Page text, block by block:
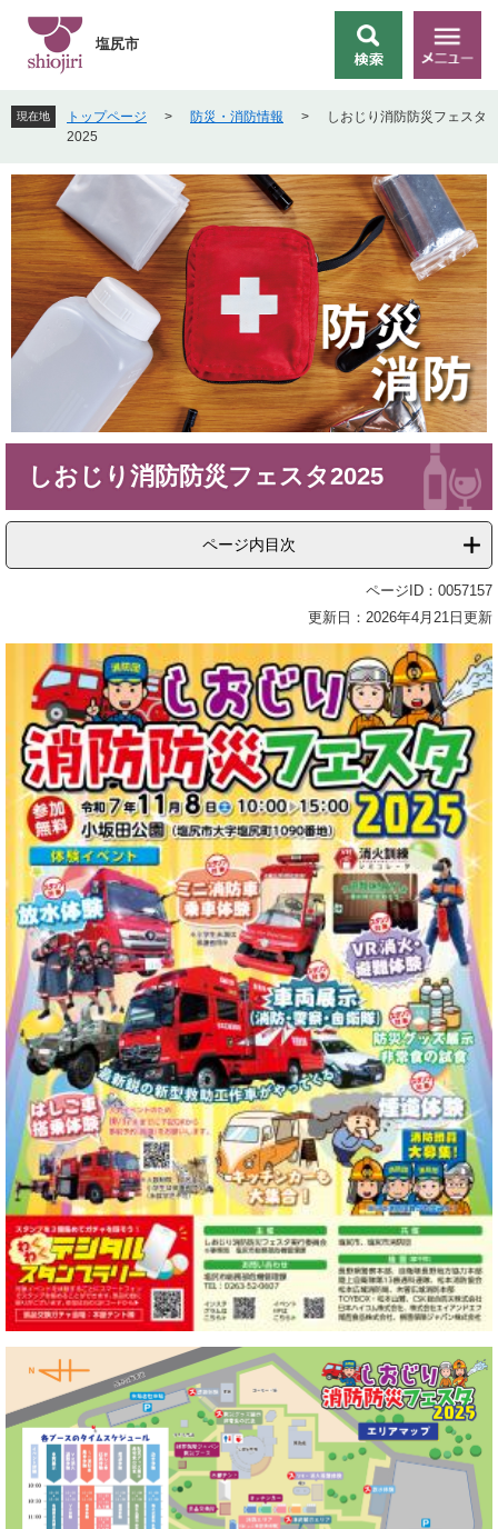
先
頭
す
。
を
飛
し
て
本
文
へ
索
メ
ニ
ー
塩尻市
現在地 トップページ > 防災・消防情報 >
しおじり消防防災フェスタ
2025
しおじり消防防災フェスタ2025
ページ内目次
ページID：0057157
更新日：2026年4月21日更新